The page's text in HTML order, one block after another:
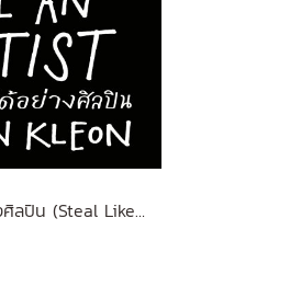
ขโมยให้ได้อย่างศิลปิน (Steal Like an Artist) (ฉบับปรับปรุง)